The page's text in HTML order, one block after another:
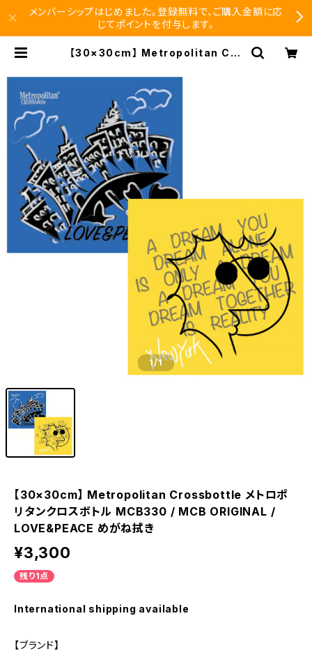
メンバーシップはじめました。登録無料で、ご購入金額に応
じてポイントを付与します。
【30×30cm】 Metropolitan Cro
ル MCB330 / MCB ORIGINAL /
LOVE&PEACE めがね拭き | SEIS
HIDO
1/1
【30×30cm】 Metropolitan Crossbottle メトロポ
リタンクロスボトル MCB330 / MCB ORIGINAL /
LOVE&PEACE めがね拭き
¥3,300
残り1点
International shipping available
【ブランド】